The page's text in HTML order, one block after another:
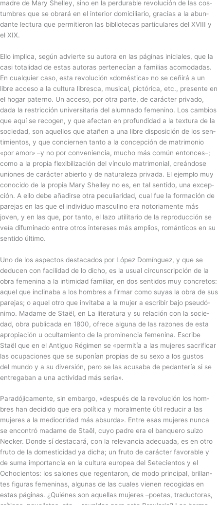
madre de Mary She­lley, sino en la per­du­ra­ble revo­lu­ción de las cos­
tum­bres que se obrará en el inte­rior domi­ci­lia­rio, gra­cias a la abun­
dante lec­tura que per­mi­tie­ron las biblio­te­cas par­ti­cu­la­res del XVIII y
el XIX.
Ello implica, según advierte su autora en las pági­nas ini­cia­les, que la
casi tota­li­dad de estas auto­ras per­te­ne­cían a fami­lias aco­mo­da­das.
En cual­quier caso, esta revolu­ción «domés­tica» no se ceñirá a un
libre acceso a la cul­tura libresca, musical, pic­tó­rica, etc., pre­sente en
el hogar paterno. Un acceso, por otra parte, de carác­ter pri­vado,
dada la res­tric­ción uni­ver­si­ta­ria del alum­nado feme­nino. Los cam­bios
que aquí se reco­gen, y que afec­tan en pro­fun­di­dad a la tex­tura de la
sociedad, son aque­llos que ata­ñen a una libre dis­po­si­ción de los sen­
ti­mien­tos, y que con­cier­nen tanto a la con­cep­ción de matri­mo­nio
«por amor» –y no por convenien­cia, mucho más común enton­ces–;
como a la pro­pia fle­xi­bi­li­za­ción del vín­culo matri­mo­nial, creán­dose
unio­nes de carác­ter abierto y de natu­ra­leza privada. El ejem­plo muy
cono­cido de la pro­pia Mary She­lley no es, en tal sen­tido, una excep­
ción. A ello debe aña­dirse otra pecu­lia­ri­dad, cual fue la for­ma­ción de
pare­jas en las que el indi­vi­duo mas­cu­lino era noto­ria­mente más
joven, y en las que, por tanto, el lazo uti­li­ta­rio de la repro­duc­ción se
veía difu­mi­nado entre otros inte­re­ses más amplios, román­ti­cos en su
sen­tido último.
Uno de los aspec­tos des­ta­ca­dos por López Domín­guez, y que se
dedu­cen con facili­dad de lo dicho, es la usual cir­cuns­crip­ción de la
obra feme­nina a la intimidad fami­liar, en dos sen­ti­dos muy con­cre­tos:
aquel que incli­naba a los hombres a firmar como suyas la obra de sus
pare­jas; o aquel otro que invi­taba a la mujer a escri­bir bajo pseu­dó­
nimo. Madame de Staël, en La lite­ra­tura y su relación con la socie­
dad, obra publi­cada en 1800, ofrece alguna de las razo­nes de esta
apro­pia­ción u ocul­ta­miento de la pro­mi­nencia feme­nina. Escribe
Staël que en el Anti­guo Régi­men se «per­mi­tía a las muje­res sacri­fi­car
las ocu­pa­cio­nes que se supo­nían pro­pias de su sexo a los gus­tos
del mundo y a su diver­sión, pero se las acu­saba de pedan­te­ría si se
entre­ga­ban a una acti­vi­dad más seria».
Paradójicamente, sin embargo, «des­pués de la revo­lu­ción los hom­
bres han decidido que era polí­tica y moral­mente útil redu­cir a las
muje­res a la medio­cri­dad más absurda». Entre esas muje­res nunca
se encon­tró madame de Staël, cuyo padre era el ban­quero suizo
Nec­ker. Donde sí des­ta­cará, con la rele­van­cia adecuada, es en otro
fruto de la domes­ti­ci­dad ya dicha; un fruto de carác­ter favora­ble y
de suma impor­tan­cia en la cul­tura euro­pea del Sete­cien­tos y el
Ochocien­tos: los salo­nes que regen­ta­ron, de modo prin­ci­pal, bri­llan­
tes figu­ras feme­ni­nas, algu­nas de las cua­les vie­nen reco­gi­das en
estas pági­nas. ¿Quié­nes son aque­llas muje­res –poe­tas, tra­duc­to­ras,